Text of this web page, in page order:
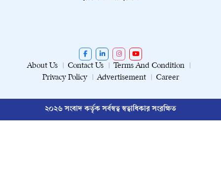
About Us Contact Us
Terms And Condition
Privacy Policy
Advertisement Career
২০২৬ সংবাদ কর্তৃক সর্বস্বত্ব স্বত্বাধিকার সংরক্ষিত